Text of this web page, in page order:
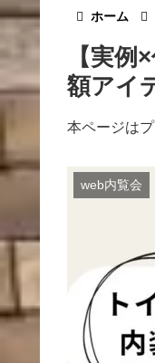
ホーム
【実
額アイ
本ページは
web内覧会